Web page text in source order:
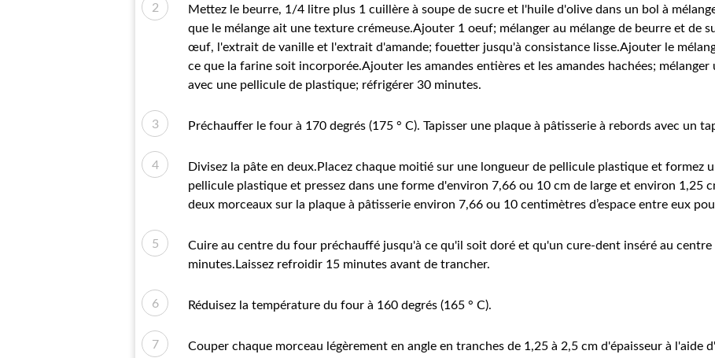
Mettez le beurre, 1/4 litre plus 1 cuillère à soupe de sucre et l'huile d'olive dans un bol à
que le mélange ait une texture crémeuse.Ajouter 1 oeuf; mélanger au mélange de beurre et de
œuf, l'extrait de vanille et l'extrait d'amande; fouetter jusqu'à consistance lisse.Ajouter le
ce que la farine soit incorporée.Ajouter les amandes entières et les amandes hachées;
avec une pellicule de plastique; réfrigérer 30 minutes.
Préchauffer le four à 170 degrés (175 ° C). Tapisser une plaque à pâtisserie à rebords avec un
Divisez la pâte en deux.Placez chaque moitié sur une longueur de pellicule plastique et formez
pellicule plastique et pressez dans une forme d'environ 7,66 ou 10 cm de large et environ 1,25
deux morceaux sur la plaque à pâtisserie environ 7,66 ou 10 centimètres d’espace entre eux
Cuire au centre du four préchauffé jusqu'à ce qu'il soit doré et qu'un cure-dent inséré au
minutes.Laissez refroidir 15 minutes avant de trancher.
Réduisez la température du four à 160 degrés (165 ° C).
Couper chaque morceau légèrement en angle en tranches de 1,25 à 2,5 cm d'épaisseur à l'aide